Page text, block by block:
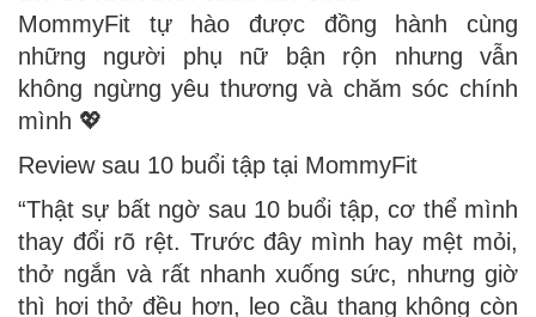
MommyFit tự hào được đồng hành cùng
những người phụ nữ bận rộn nhưng vẫn
không ngừng yêu thương và chăm sóc chính
mình 💖
Review sau 10 buổi tập tại MommyFit
“Thật sự bất ngờ sau 10 buổi tập, cơ thể mình
thay đổi rõ rệt. Trước đây mình hay mệt mỏi,
thở ngắn và rất nhanh xuống sức, nhưng giờ
thì hơi thở đều hơn, leo cầu thang không còn